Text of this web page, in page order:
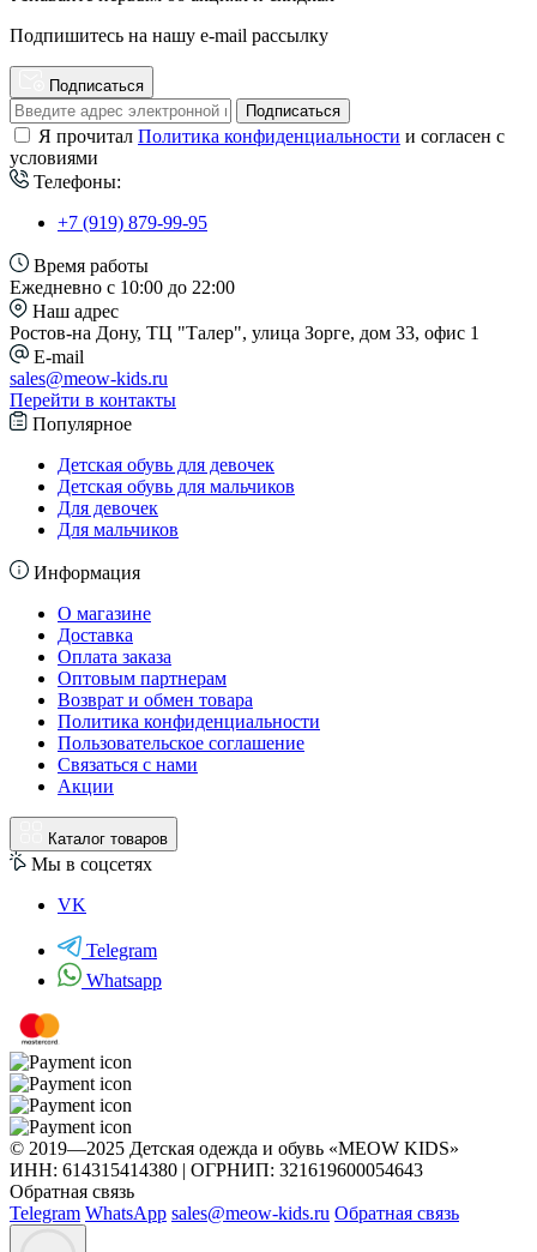
Подпишитесь на нашу e-mail рассылку
Подписаться
Подписаться
Я прочитал Политика конфиденциальности и согласен с
условиями
Телефоны:
+7 (919) 879-99-95
Время работы
Ежедневно с 10:00 до 22:00
Наш адрес
Ростов-на Дону, ТЦ "Талер", улица Зорге, дом 33, офис 1
E-mail
sales@meow-kids.ru
Перейти в контакты
Популярное
Детская обувь для девочек
Детская обувь для мальчиков
Для девочек
Для мальчиков
Информация
О магазине
Доставка
Оплата заказа
Оптовым партнерам
Возврат и обмен товара
Политика конфиденциальности
Пользовательское соглашение
Связаться с нами
Акции
Каталог товаров
Мы в соцсетях
VK
Telegram
Whatsapp
© 2019—2025 Детская одежда и обувь «MEOW KIDS»
ИНН: 614315414380 | ОГРНИП: 321619600054643
Обратная связь
Telegram WhatsApp sales@meow-kids.ru Обратная связь